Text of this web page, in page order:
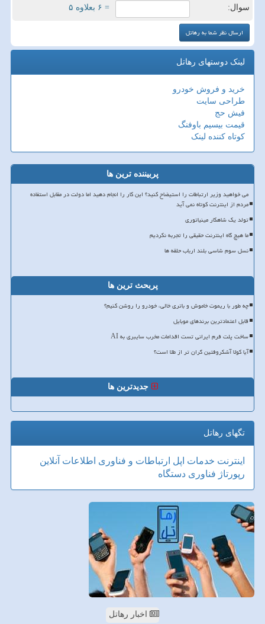
سوال: = ۶ بعلاوه ۵
لینک دوستهای رهاتل
خرید و فروش خودرو
طراحی سایت
فیش حج
قیمت بیسیم باوفنگ
کوتاه کننده لینک
پربیننده ترین ها
می خواهید وزیر ارتباطات را استیضاح کنید؟ این کار را انجام دهید اما دولت در مقابل استفاده
مردم از اینترنت کوتاه نمی آید
تولد یک شاهکار مینیاتوری
ما هیچ گاه اینترنت حقیقی را تجربه نکردیم
نسل سوم شاسی بلند ارباب حلقه ها
پربحث ترین ها
چه طور با ریموت خاموش و باتری خالی، خودرو را روشن کنیم؟
قابل اعتمادترین برندهای موبایل
ساخت پلت فرم ایرانی تست اقدامات مخرب سایبری به AI
آیا کولا آشکروفتین گران تر از طلا است؟
جدیدترین ها
تگهای رهاتل
اینترنت خدمات اپل ارتباطات و فناوری اطلاعات آنلاین
رپورتاژ فناوری دستگاه
اخبار رهاتل